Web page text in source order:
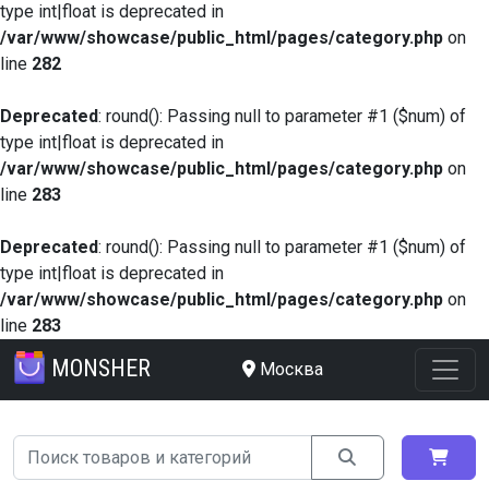
type int|float is deprecated in
/var/www/showcase/public_html/pages/category.php on
line 282
Deprecated: round(): Passing null to parameter #1 ($num) of
type int|float is deprecated in
/var/www/showcase/public_html/pages/category.php on
line 283
Deprecated: round(): Passing null to parameter #1 ($num) of
type int|float is deprecated in
/var/www/showcase/public_html/pages/category.php on
line 283
MONSHER Москва